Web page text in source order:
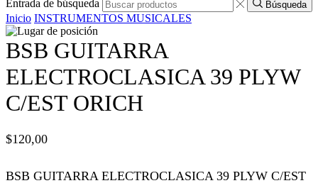
panel
panel
panel
panel
satın al
Entrada de búsqueda
Búsqueda
Inicio INSTRUMENTOS MUSICALES
BSB GUITARRA
ELECTROCLASICA 39 PLYW
C/EST ORICH
$120,00
BSB GUITARRA ELECTROCLASICA 39 PLYW C/EST